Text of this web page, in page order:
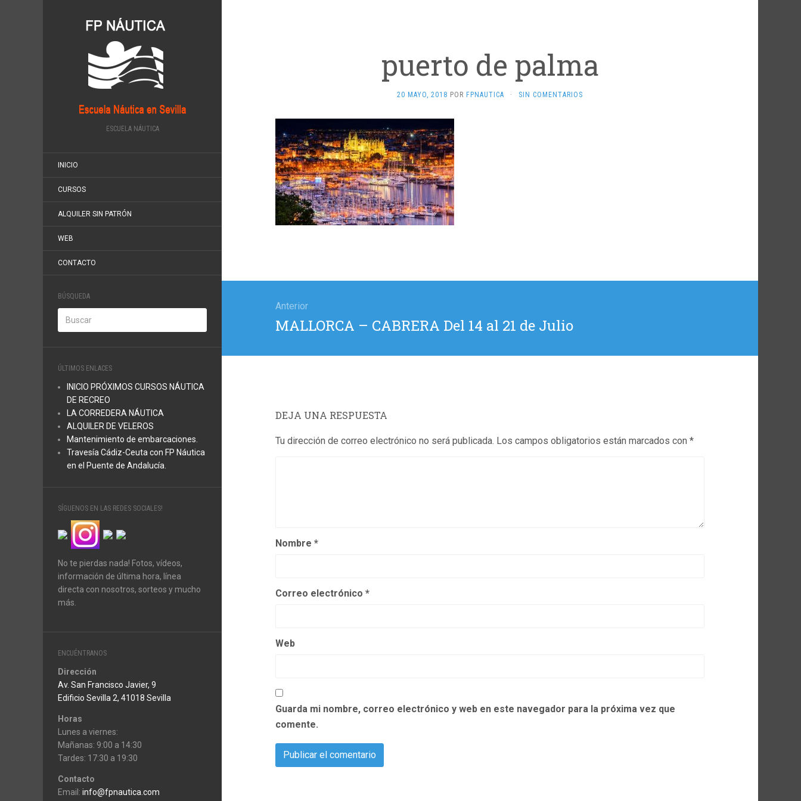
ESCUELA NÁUTICA
INICIO
CURSOS
ALQUILER SIN PATRÓN
WEB
CONTACTO
BÚSQUEDA
ÚLTIMOS ENLACES
INICIO PRÓXIMOS CURSOS NÁUTICA
DE RECREO
LA CORREDERA NÁUTICA
ALQUILER DE VELEROS
Mantenimiento de embarcaciones.
Travesía Cádiz-Ceuta con FP Náutica
en el Puente de Andalucía.
SÍGUENOS EN LAS REDES SOCIALES!
No te pierdas nada! Fotos, vídeos,
información de última hora, línea
directa con nosotros, sorteos y mucho
más.
ENCUÉNTRANOS
Dirección
Av. San Francisco Javier, 9
Edificio Sevilla 2, 41018 Sevilla
Horas
Lunes a viernes:
Mañanas: 9:00 a 14:30
Tardes: 17:30 a 19:30
Contacto
Email: info@fpnautica.com
puerto de palma
20 MAYO, 2018 POR FPNAUTICA · SIN COMENTARIOS
entradas
Anterior
Entrada
MALLORCA – CABRERA Del 14 al 21 de Julio
DEJA UNA RESPUESTA
Tu dirección de correo electrónico no será publicada. Los campos obligatorios están marcados con *
Nombre *
Correo electrónico *
Web
Guarda mi nombre, correo electrónico y web en este navegador para la próxima vez que
comente.